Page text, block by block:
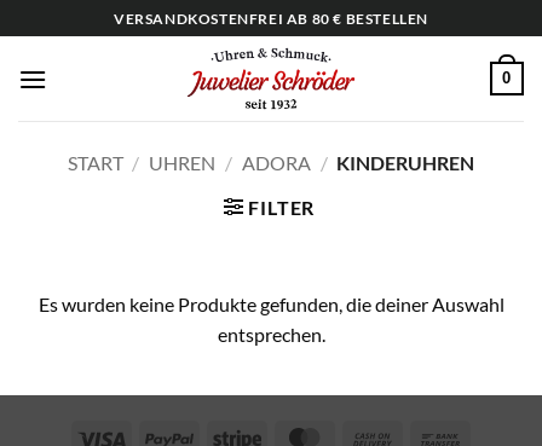
Inhalt
springen
VERSANDKOSTENFREI AB 80 € BESTELLEN
0
START / UHREN / ADORA / KINDERUHREN
FILTER
Es wurden keine Produkte gefunden, die deiner Auswahl
entsprechen.
Visa PayPal Stripe MasterCardCash